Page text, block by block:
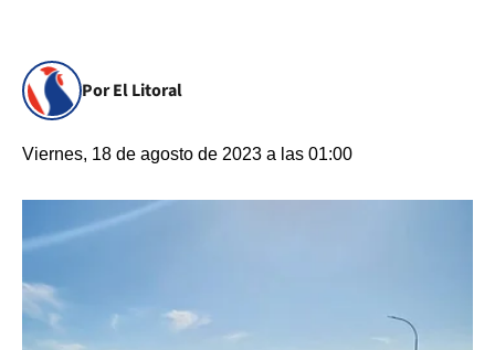
Por El Litoral
Viernes, 18 de agosto de 2023 a las 01:00